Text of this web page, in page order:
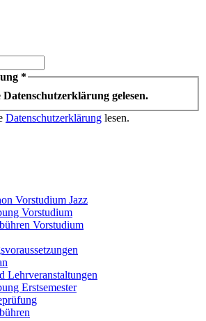
*
Datenschutzerklärung gelesen.
Datenschutzerklärung lesen.
Vorstudium Jazz
Vorstudium
Vorstudium
Lehrveranstaltungen
Erstsemester